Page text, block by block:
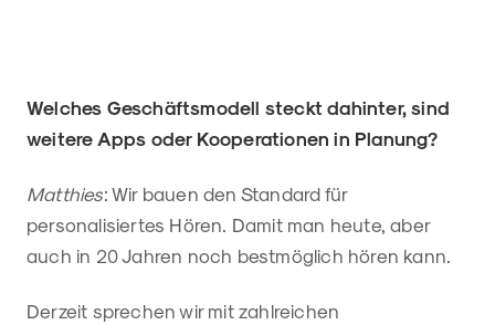
Welches Geschäftsmodell steckt dahinter, sind
weitere Apps oder Kooperationen in Planung?
Matthies: Wir bauen den Standard für
personalisiertes Hören. Damit man heute, aber
auch in 20 Jahren noch bestmöglich hören kann.
Derzeit sprechen wir mit zahlreichen